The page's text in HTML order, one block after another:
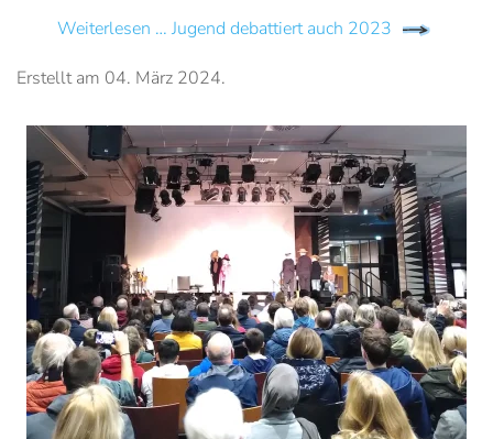
Weiterlesen … Jugend debattiert auch 2023
Erstellt am 04. März 2024.